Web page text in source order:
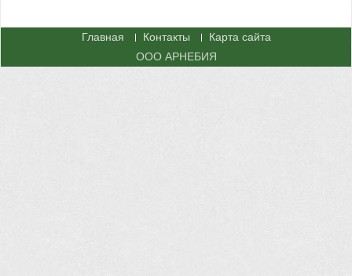
Главная Контакты
Карта сайта
ООО АРНЕБИЯ